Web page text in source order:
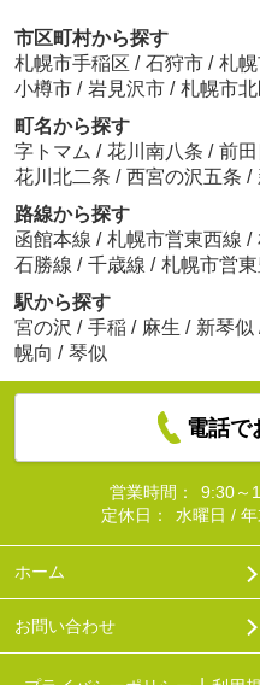
市区町村から探す
札幌市手稲区 / 石狩市 / 札
小樽市 / 岩見沢市 / 札幌市北
町名から探す
字トマム / 花川南八条 / 前
花川北二条 / 西宮の沢五条 /
路線から探す
函館本線 / 札幌市営東西線 /
石勝線 / 千歳線 / 札幌市営
駅から探す
宮の沢 / 手稲 / 麻生 / 新琴似
幌向 / 琴似
電話で
営業時間：
9:30～
定休日：
水曜日 /
ホーム
お問い合わせ